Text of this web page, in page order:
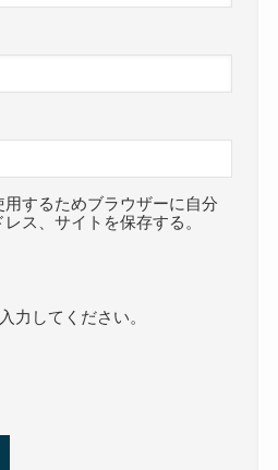
するためブラウザーに自分
ス、サイトを保存する。
力してください。